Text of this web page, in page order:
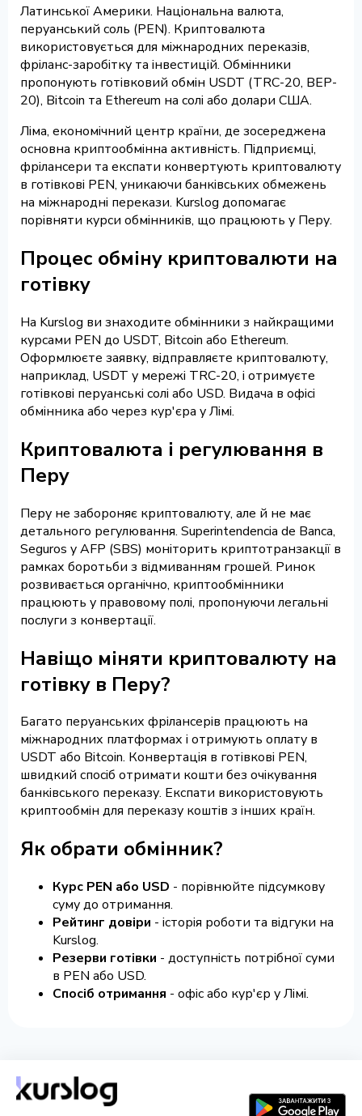
Латинської Америки. Національна валюта,
перуанський соль (PEN). Криптовалюта
використовується для міжнародних переказів,
фріланс-заробітку та інвестицій. Обмінники
пропонують готівковий обмін USDT (TRC-20, BEP-
20), Bitcoin та Ethereum на солі або долари США.
Ліма, економічний центр країни, де зосереджена
основна криптообмінна активність. Підприємці,
фрілансери та експати конвертують криптовалюту
в готівкові PEN, уникаючи банківських обмежень
на міжнародні перекази. Kurslog допомагає
порівняти курси обмінників, що працюють у Перу.
Процес обміну криптовалюти на
готівку
На Kurslog ви знаходите обмінники з найкращими
курсами PEN до USDT, Bitcoin або Ethereum.
Оформлюєте заявку, відправляєте криптовалюту,
наприклад, USDT у мережі TRC-20, і отримуєте
готівкові перуанські солі або USD. Видача в офісі
обмінника або через кур'єра у Лімі.
Криптовалюта і регулювання в
Перу
Перу не забороняє криптовалюту, але й не має
детального регулювання. Superintendencia de Banca,
Seguros y AFP (SBS) моніторить криптотранзакції в
рамках боротьби з відмиванням грошей. Ринок
розвивається органічно, криптообмінники
працюють у правовому полі, пропонуючи легальні
послуги з конвертації.
Навіщо міняти криптовалюту на
готівку в Перу?
Багато перуанських фрілансерів працюють на
міжнародних платформах і отримують оплату в
USDT або Bitcoin. Конвертація в готівкові PEN,
швидкий спосіб отримати кошти без очікування
банківського переказу. Експати використовують
криптообмін для переказу коштів з інших країн.
Як обрати обмінник?
Курс PEN або USD - порівнюйте підсумкову
суму до отримання.
Рейтинг довіри - історія роботи та відгуки на
Kurslog.
Резерви готівки - доступність потрібної суми
в PEN або USD.
Спосіб отримання - офіс або кур'єр у Лімі.